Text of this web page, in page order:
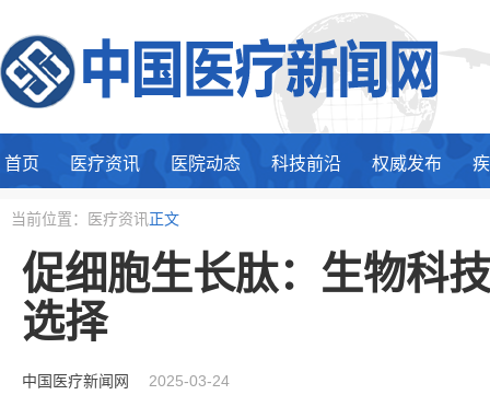
首页 医疗资讯 医院动态 科技前沿 权威发布
当前位置：医疗资讯 正文
促细胞生长肽：生物科
选择
中国医疗新闻网 2025-03-24